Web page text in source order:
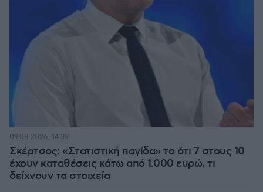
Σκέρτσος: «Στατιστική παγίδα» το ότι 7 στους 10
έχουν καταθέσεις κάτω από 1.000 ευρώ, τι
δείχνουν τα στοιχεία
09.08.2026, 14:39